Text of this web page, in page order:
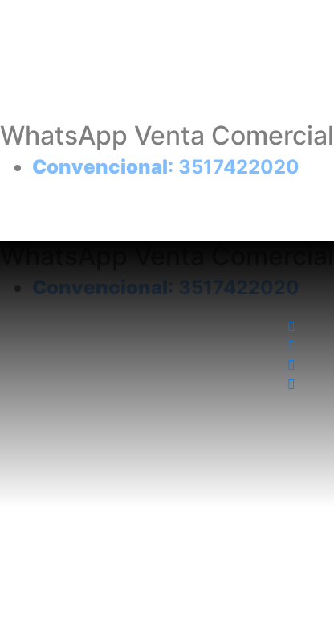
WhatsApp Venta Comercial
Convencional: 3517422020
Convencional : 3517422020